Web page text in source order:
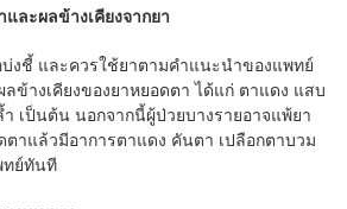
ละผลข้างเคียงจากยา
และควรใช้ยาตามคำแนะนำของแพทย์
ลข้างเคียงของยาหยอดตา ได้แก่ ตาแดง แสบ
ำ เป็นต้น นอกจากนี้ผู้ป่วยบางรายอาจแพ้ยา
าแล้วมีอาการตาแดง คันตา เปลือกตาบวม
ทย์ทันที